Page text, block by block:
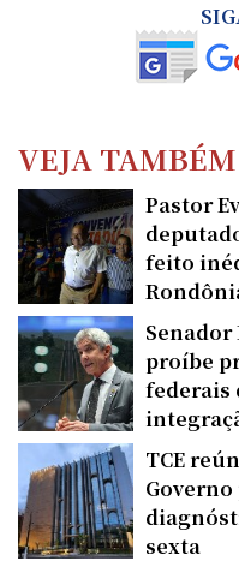
VEJA TAMBÉM
Pastor
feito
proíbe
federais
TCE
sexta